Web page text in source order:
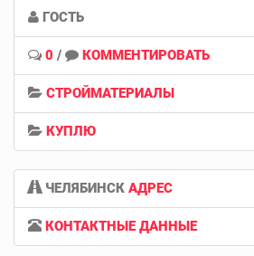
ГОСТЬ
0 / КОММЕНТИРОВАТЬ
СТРОЙМАТЕРИАЛЫ
КУПЛЮ
ЧЕЛЯБИНСК АДРЕС
КОНТАКТНЫЕ ДАННЫЕ